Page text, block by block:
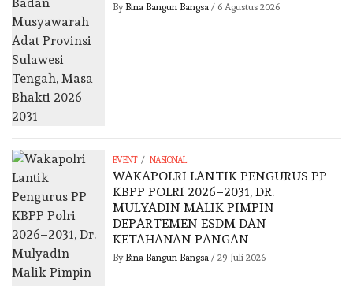
By Bina Bangun Bangsa / 6 Agustus 2026
EVENT / NASIONAL
WAKAPOLRI LANTIK PENGURUS PP
KBPP POLRI 2026–2031, DR.
MULYADIN MALIK PIMPIN
DEPARTEMEN ESDM DAN
KETAHANAN PANGAN
By Bina Bangun Bangsa / 29 Juli 2026